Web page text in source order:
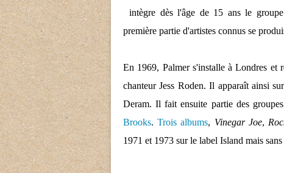
intègre dès l'âge de 15 ans le
première partie d'artistes connus se
En 1969, Palmer s'installe à Londres et
chanteur Jess Roden. Il apparaît ainsi
Deram. Il fait ensuite partie des
Brooks.Trois albums, Vinegar Joe,
1971 et 1973 sur le label Island mais sans